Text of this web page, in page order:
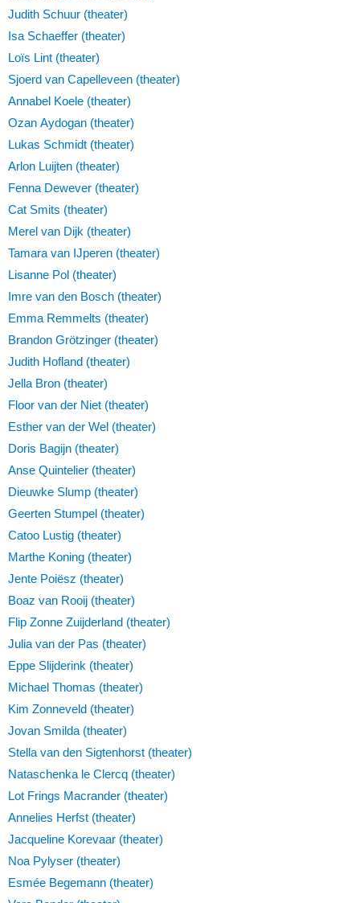
Judith Schuur (theater)
Isa Schaeffer (theater)
Loïs Lint (theater)
Sjoerd van Capelleveen (theater)
Annabel Koele (theater)
Ozan Aydogan (theater)
Lukas Schmidt (theater)
Arlon Luijten (theater)
Fenna Dewever (theater)
Cat Smits (theater)
Merel van Dijk (theater)
Tamara van IJperen (theater)
Lisanne Pol (theater)
Imre van den Bosch (theater)
Emma Remmelts (theater)
Brandon Grötzinger (theater)
Judith Hofland (theater)
Jella Bron (theater)
Floor van der Niet (theater)
Esther van der Wel (theater)
Doris Bagijn (theater)
Anse Quintelier (theater)
Dieuwke Slump (theater)
Geerten Stumpel (theater)
Catoo Lustig (theater)
Marthe Koning (theater)
Jente Poiësz (theater)
Boaz van Rooij (theater)
Flip Zonne Zuijderland (theater)
Julia van der Pas (theater)
Eppe Slijderink (theater)
Michael Thomas (theater)
Kim Zonneveld (theater)
Jovan Smilda (theater)
Stella van den Sigtenhorst (theater)
Nataschenka le Clercq (theater)
Lot Frings Macrander (theater)
Annelies Herfst (theater)
Jacqueline Korevaar (theater)
Noa Pylyser (theater)
Esmée Begemann (theater)